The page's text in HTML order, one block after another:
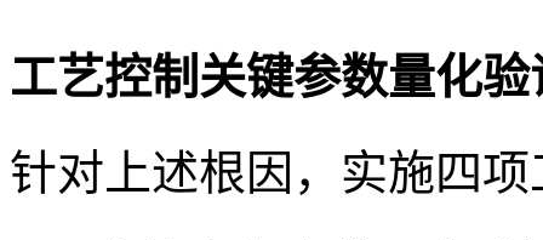
工艺控制关键参数量化
针对上述根因，实施四